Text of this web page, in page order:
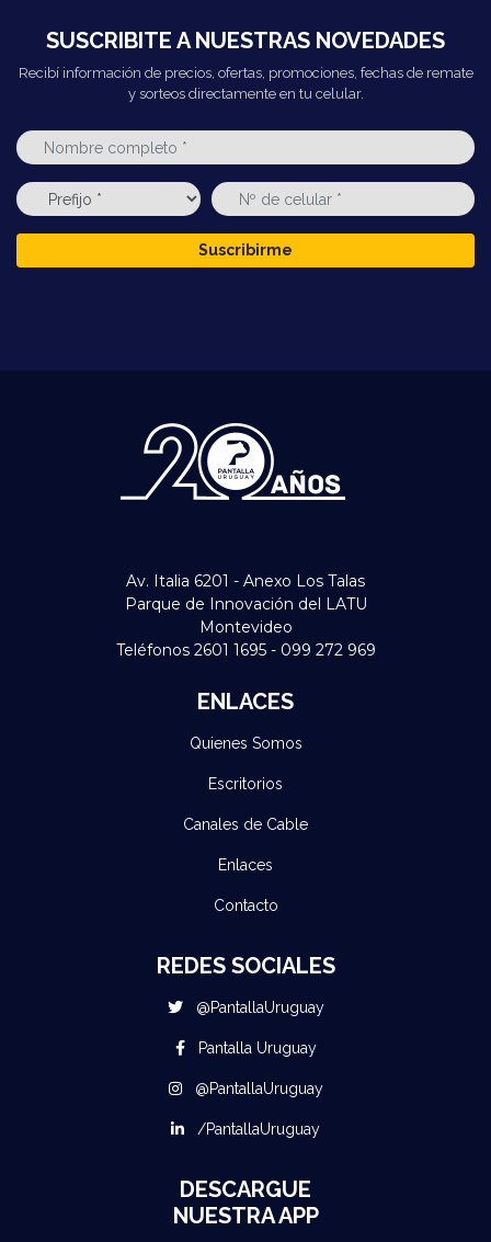
SUSCRIBITE A NUESTRAS NOVEDADES
Recibí información de precios, ofertas, promociones, fechas de remate
y sorteos directamente en tu celular.
Suscribirme
Av. Italia 6201 - Anexo Los Talas
Parque de Innovación del LATU
Montevideo
Teléfonos 2601 1695 - 099 272 969
ENLACES
Quienes Somos
Escritorios
Canales de Cable
Enlaces
Contacto
REDES SOCIALES
@PantallaUruguay
Pantalla Uruguay
@PantallaUruguay
/PantallaUruguay
DESCARGUE
NUESTRA APP